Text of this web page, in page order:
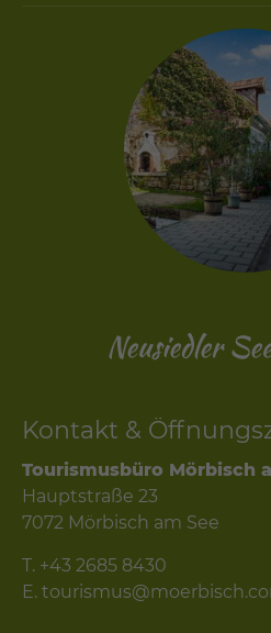
Kontakt &
Tourismusbüro Mörbisch
Hauptstraße 23
7072 Mörbisch am See
T. +43 2685 8430
E.